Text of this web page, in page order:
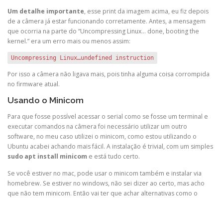
Um detalhe importante, esse print da imagem acima, eu fiz depois
de a câmera já estar funcionando corretamente. Antes, a mensagem
que ocorria na parte do “Uncompressing Linux… done, booting the
kernel.” era um erro mais ou menos assim:
Uncompressing Linux…undefined instruction
Por isso a câmera não ligava mais, pois tinha alguma coisa corrompida
no firmware atual.
Usando o Minicom
Para que fosse possível acessar o serial como se fosse um terminal e
executar comandos na câmera foi necessário utilizar um outro
software, no meu caso utilizei o minicom, como estou utilizando o
Ubuntu acabei achando mais fácil. A instalação é trivial, com um simples
sudo apt install minicom e está tudo certo.
Se você estiver no mac, pode usar o minicom também e instalar via
homebrew. Se estiver no windows, não sei dizer ao certo, mas acho
que não tem minicom. Então vai ter que achar alternativas como o